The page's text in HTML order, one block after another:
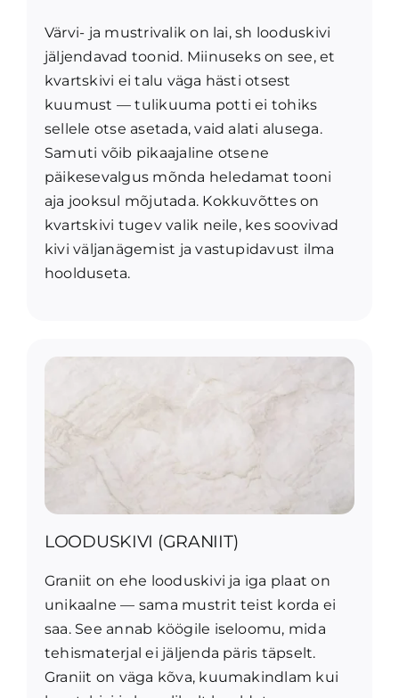
Värvi- ja mustrivalik on lai, sh looduskivi
jäljendavad toonid. Miinuseks on see, et
kvartskivi ei talu väga hästi otsest
kuumust — tulikuuma potti ei tohiks
sellele otse asetada, vaid alati alusega.
Samuti võib pikaajaline otsene
päikesevalgus mõnda heledamat tooni
aja jooksul mõjutada. Kokkuvõttes on
kvartskivi tugev valik neile, kes soovivad
kivi väljanägemist ja vastupidavust ilma
hoolduseta.
LOODUSKIVI (GRANIIT)
Graniit on ehe looduskivi ja iga plaat on
unikaalne — sama mustrit teist korda ei
saa. See annab köögile iseloomu, mida
tehismaterjal ei jäljenda päris täpselt.
Graniit on väga kõva, kuumakindlam kui